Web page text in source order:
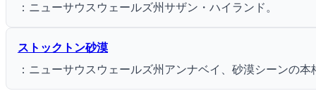
：ニューサウスウェールズ州サザン・ハイランド。
ストックトン砂漠
：ニューサウスウェールズ州アンナベイ、砂漠シーンの本